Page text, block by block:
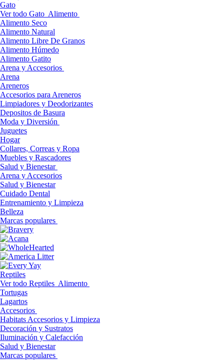
Gato
Ver todo Gato Alimento
Alimento Seco
Alimento Natural
Alimento Libre De Granos
Alimento Húmedo
Alimento Gatito
Arena y Accesorios
Arena
Areneros
Accesorios para Areneros
Limpiadores y Deodorizantes
Depositos de Basura
Moda y Diversión
Juguetes
Hogar
Collares, Correas y Ropa
Muebles y Rascadores
Salud y Bienestar
Arena y Accesorios
Salud y Bienestar
Cuidado Dental
Entrenamiento y Limpieza
Belleza
Marcas populares
Reptiles
Ver todo Reptiles Alimento
Tortugas
Lagartos
Accesorios
Habitats Accesorios y Limpieza
Decoración y Sustratos
Iluminación y Calefacción
Salud y Bienestar
Marcas populares